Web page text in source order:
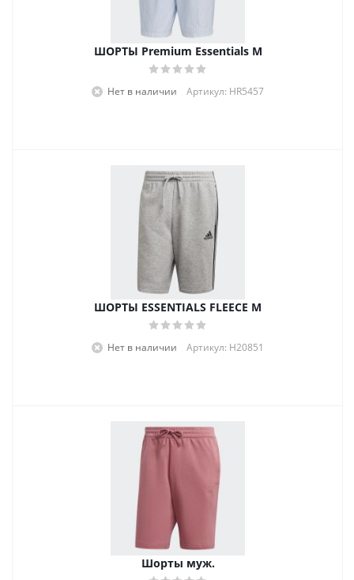
ШОРТЫ Premium Essentials M
Нет в наличии Артикул: HR5457
ШОРТЫ ESSENTIALS FLEECE M
Нет в наличии Артикул: H20851
Шорты муж.